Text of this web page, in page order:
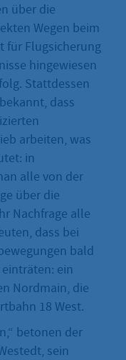
über die
Wegen beim
für Flugsicherung
hingewiesen
Stattdessen
dass
arbeiten, was
in
alle von der
über die
Nachfrage alle
dass bei
bald
ein
Nordmain, die
18 West.
betonen der
sein